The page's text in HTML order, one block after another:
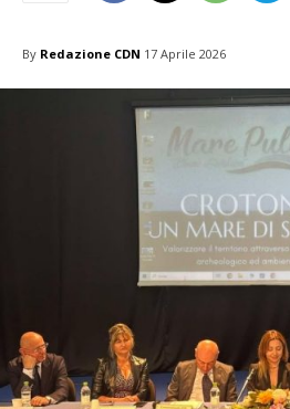
By Redazione CDN 17 Aprile 2026